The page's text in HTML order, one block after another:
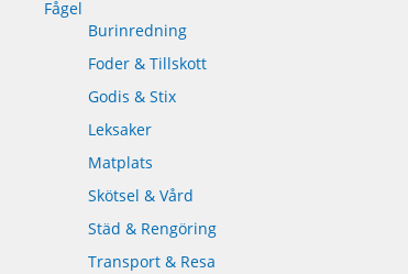
Fågel
Burinredning
Foder & Tillskott
Godis & Stix
Leksaker
Matplats
Skötsel & Vård
Städ & Rengöring
Transport & Resa